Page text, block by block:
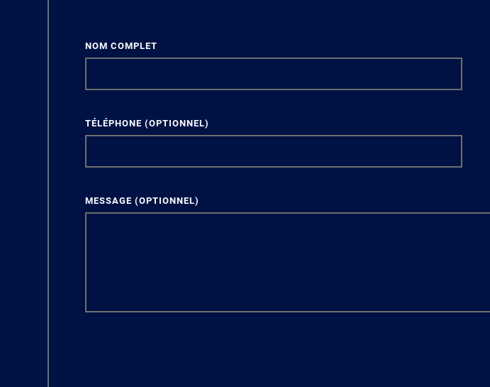
NOM COMPLET
TÉLÉPHONE (OPTIONNEL)
MESSAGE (OPTIONNEL)